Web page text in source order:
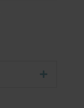
Erweitern